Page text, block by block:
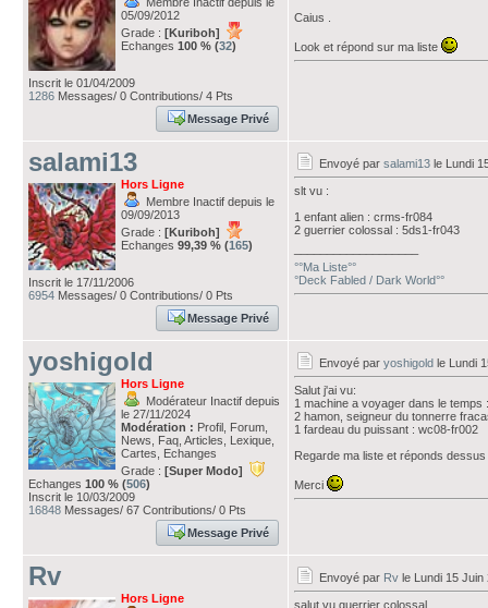
05/09/2012
Grade : [Kuriboh]
Echanges 100 % (32)
Inscrit le 01/04/2009
1286 Messages/ 0 Contributions/ 4 Pts
Message Privé
Caius .
Look et répond sur ma liste
salami13
Hors Ligne
Membre Inactif depuis le
09/09/2013
Grade : [Kuriboh]
Echanges 99,39 % (165)
Inscrit le 17/11/2006
6954 Messages/ 0 Contributions/ 0 Pts
Message Privé
Envoyé par salami13 le Lundi
slt vu :
1 enfant alien : crms-fr084
2 guerrier colossal : 5ds1-fr043
°°Ma Liste°°
°Deck Fabled / Dark World°°
yoshigold
Hors Ligne
Modérateur Inactif depuis
le 27/11/2024
Modération : Profil, Forum,
News, Faq, Articles, Lexique,
Cartes, Echanges
Grade : [Super Modo]
Echanges 100 % (506)
Inscrit le 10/03/2009
16848 Messages/ 67 Contributions/ 0 Pts
Message Privé
Envoyé par yoshigold le Lundi
Salut j'ai vu:
1 machine a voyager dans le temps
2 hamon, seigneur du tonnerre
1 fardeau du puissant : wc08-fr002
Regarde ma liste et réponds
Merci
Rv
Hors Ligne
Envoyé par Rv le Lundi 15 Juin
salut vu guerrier colossal